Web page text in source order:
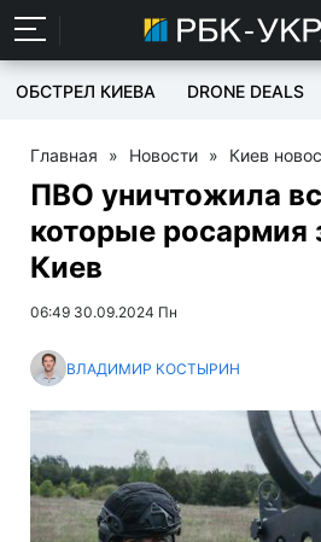
ОБСТРЕЛ КИЕВА DRONE DEALS
Главная » Новости » Киев
ПВО уничтожила
которые росармия
Киев
06:49 30.09.2024 Пн
ВЛАДИМИР КОСТЫРИН